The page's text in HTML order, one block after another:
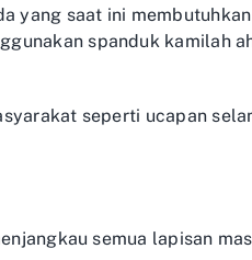
yang saat ini
spanduk kamilah
seperti ucapan
semua lapisan